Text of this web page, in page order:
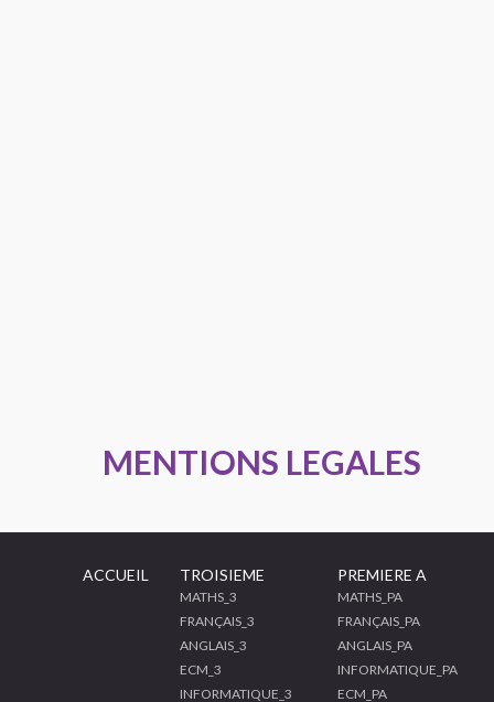
MENTIONS LEGALES
ACCUEIL TROISIEME
MATHS_3
FRANÇAIS_3
ANGLAIS_3
ECM_3
INFORMATIQUE_3
PREMIERE A
MATHS_PA
FRANÇAIS_PA
ANGLAIS_PA
INFORMATIQUE_PA
ECM_PA